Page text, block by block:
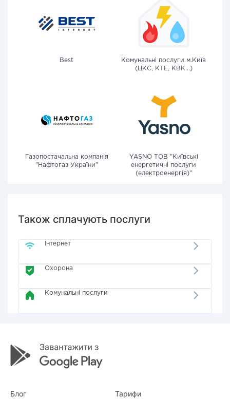
Best
Комунальні послуги м.Київ
(ЦКС, КТЕ, КВК...)
Газопостачальна компанія
"Нафтогаз України"
YASNO ТОВ "Київські
енергетичні послуги
(електроенергія)"
Також сплачують послуги
Інтернет
Охорона
Комунальні послуги
Блог Тарифи